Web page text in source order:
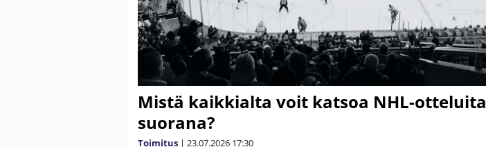
Mistä kaikkialta voit katsoa NHL-otteluita
suorana?
Toimitus | 23.07.2026 17:30